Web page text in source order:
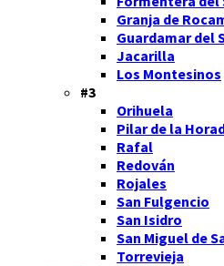
Granja de
Guardamar del
Jacarilla
Los Montesinos
#3
Orihuela
Pilar de la
Rafal
Redován
Rojales
San Fulgencio
San Isidro
San Miguel de
Torrevieja